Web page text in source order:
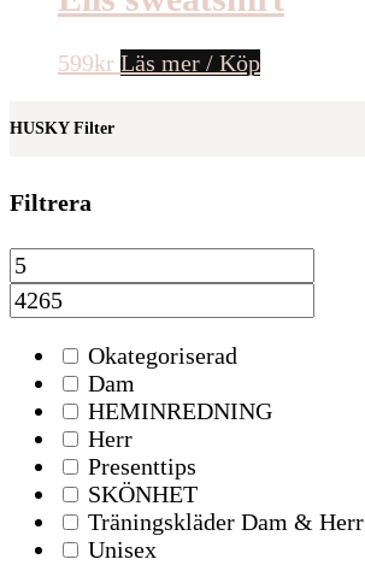
599kr Läs mer / Köp
HUSKY Filter
Filtrera
Okategoriserad
Dam
HEMINREDNING
Herr
Presenttips
SKÖNHET
Träningskläder Dam & Herr
Unisex